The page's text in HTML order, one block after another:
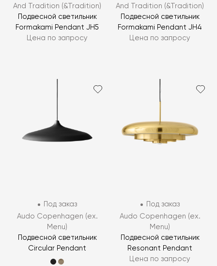
And Tradition (&Tradition)
Подвесной светильник
Formakami Pendant JH5
Цена по запросу
And Tradition (&Tradition)
Подвесной светильник
Formakami Pendant JH4
Цена по запросу
Под заказ
Audo Copenhagen (ex.
Menu)
Подвесной светильник
Circular Pendant
Под заказ
Audo Copenhagen (ex.
Menu)
Подвесной светильник
Resonant Pendant
Цена по запросу